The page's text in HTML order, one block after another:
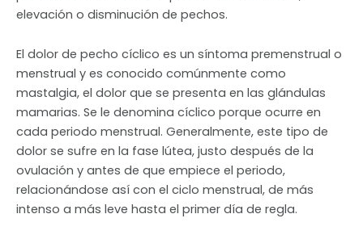
elevación o disminución de pechos.
El dolor de pecho cíclico es un síntoma premenstrual o
menstrual y es conocido comúnmente como
mastalgia, el dolor que se presenta en las glándulas
mamarias. Se le denomina cíclico porque ocurre en
cada periodo menstrual. Generalmente, este tipo de
dolor se sufre en la fase lútea, justo después de la
ovulación y antes de que empiece el periodo,
relacionándose así con el ciclo menstrual, de más
intenso a más leve hasta el primer día de regla.